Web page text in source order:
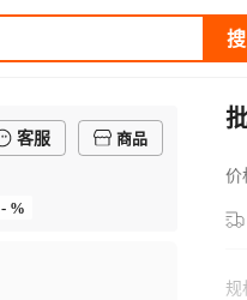
客服 商品
- %
价
规